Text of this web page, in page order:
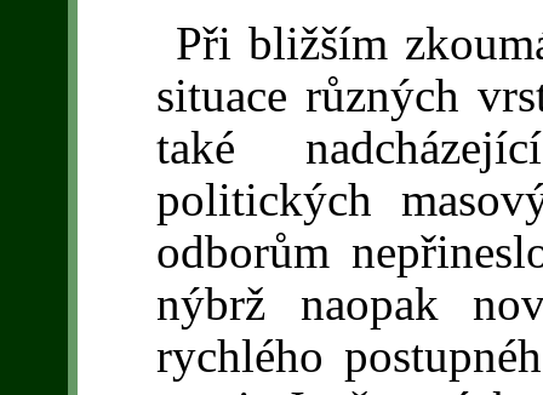
Při bližším
situace různých
také
politických
odborům
nýbrž naopak
rychlého